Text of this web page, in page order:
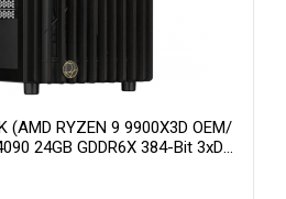
RYZEN 9 9900X3D OEM/
24GB GDDR6X 384-Bit 3xDP
SSD)